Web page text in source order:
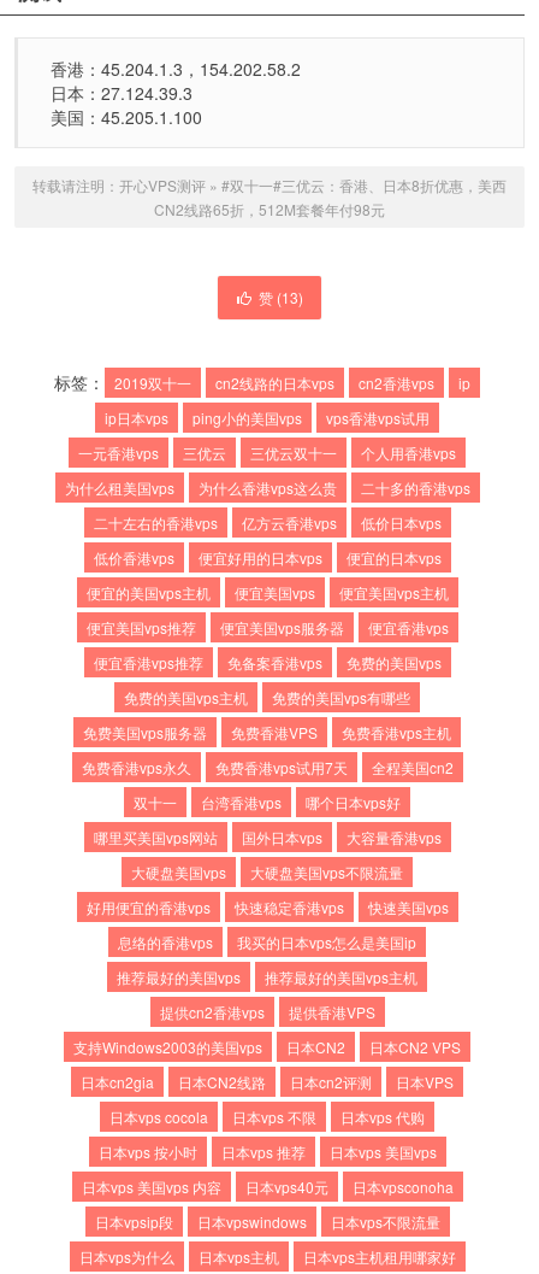
香港：45.204.1.3，154.202.58.2
日本：27.124.39.3
美国：45.205.1.100
转载请注明： 开心VPS测评 » #双十一#三优云：香港、日本8折优惠，美西
CN2线路65折，512M套餐年付98元
赞 (13)
标签： 2019双十一 cn2线路的日本vps cn2香港vps
ip
ip日本vps
ping小的美国vps
vps香港vps试用
一元香港vps
三优云 三优云双十一
个人用香港vps
为什么租美国vps
为什么香港vps这么贵
二十多的香港vps
二十左右的香港vps
亿方云香港vps
低价日本vps
低价香港vps
便宜好用的日本vps
便宜的日本vps
便宜的美国vps主机
便宜美国vps
便宜美国vps主机
便宜美国vps推荐
便宜美国vps服务器
便宜香港vps
便宜香港vps推荐
免备案香港vps
免费的美国vps
免费的美国vps主机
免费的美国vps有哪些
免费美国vps服务器
免费香港VPS
免费香港vps主机
免费香港vps永久
免费香港vps试用7天
全程美国cn2
双十一
台湾香港vps
哪个日本vps好
哪里买美国vps网站
国外日本vps
大容量香港vps
大硬盘美国vps
大硬盘美国vps不限流量
好用便宜的香港vps
快速稳定香港vps
快速美国vps
息络的香港vps
我买的日本vps怎么是美国ip
推荐最好的美国vps
推荐最好的美国vps主机
提供cn2香港vps
提供香港VPS
支持Windows2003的美国vps
日本CN2
日本CN2 VPS
日本cn2gia
日本CN2线路 日本cn2评测
日本VPS
日本vps cocola
日本vps 不限
日本vps 代购
日本vps 按小时
日本vps 推荐
日本vps 美国vps
日本vps 美国vps 内容
日本vps40元
日本vpsconoha
日本vpsip段
日本vpswindows
日本vps不限流量
日本vps为什么
日本vps主机
日本vps主机租用哪家好